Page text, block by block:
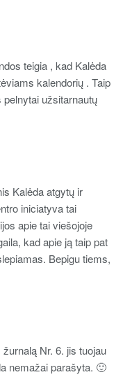
teigia , kad Kalėda
kalendorių . Taip
užsitarnautų
Kalėda atgytų ir
iniciatyva tai
apie tai viešojoje
kad apie ją taip pat
Bepigu tiems,
Nr. 6. jis tuojau
nemažai parašyta. 🙂